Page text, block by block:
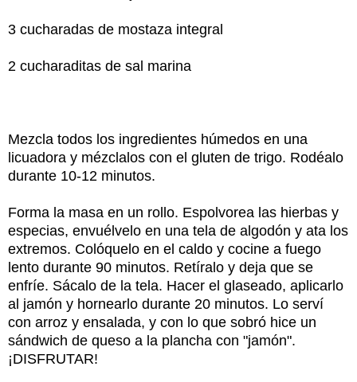
3 cucharadas de mostaza integral
2 cucharaditas de sal marina
Mezcla todos los ingredientes húmedos en una
licuadora y mézclalos con el gluten de trigo. Rodéalo
durante 10-12 minutos.
Forma la masa en un rollo. Espolvorea las hierbas y
especias, envuélvelo en una tela de algodón y ata los
extremos. Colóquelo en el caldo y cocine a fuego
lento durante 90 minutos. Retíralo y deja que se
enfríe. Sácalo de la tela. Hacer el glaseado, aplicarlo
al jamón y hornearlo durante 20 minutos. Lo serví
con arroz y ensalada, y con lo que sobró hice un
sándwich de queso a la plancha con "jamón".
¡DISFRUTAR!